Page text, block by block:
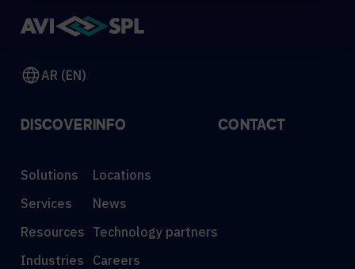
AR (EN)
DISCOVER
Solutions
Services
Resources
Industries
INFO
Locations
News
Technology partners
Careers
CONTACT